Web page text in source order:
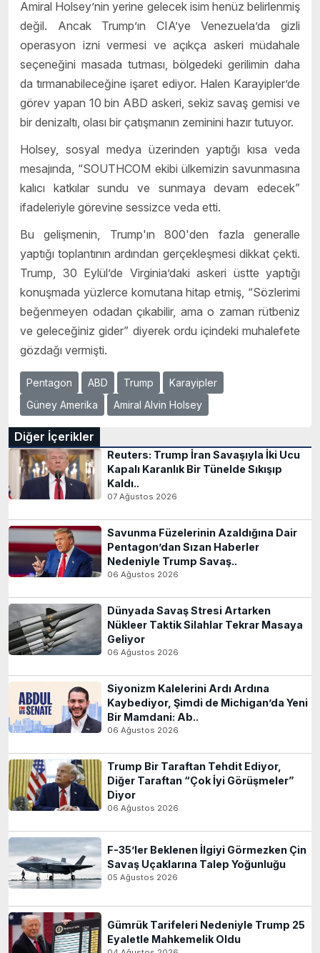
Amiral Holsey’nin yerine gelecek isim henüz belirlenmiş
değil. Ancak Trump’ın CIA’ye Venezuela’da gizli
operasyon izni vermesi ve açıkça askeri müdahale
seçeneğini masada tutması, bölgedeki gerilimin daha
da tırmanabileceğine işaret ediyor. Halen Karayipler’de
görev yapan 10 bin ABD askeri, sekiz savaş gemisi ve
bir denizaltı, olası bir çatışmanın zeminini hazır tutuyor.
Holsey, sosyal medya üzerinden yaptığı kısa veda
mesajında, “SOUTHCOM ekibi ülkemizin savunmasına
kalıcı katkılar sundu ve sunmaya devam edecek”
ifadeleriyle görevine sessizce veda etti.
Bu gelişmenin, Trump'ın 800'den fazla generalle
yaptığı toplantının ardından gerçekleşmesi dikkat çekti.
Trump, 30 Eylül’de Virginia’daki askeri üstte yaptığı
konuşmada yüzlerce komutana hitap etmiş, “Sözlerimi
beğenmeyen odadan çıkabilir, ama o zaman rütbeniz
ve geleceğiniz gider” diyerek ordu içindeki muhalefete
gözdağı vermişti.
Pentagon ABD Trump
Karayipler
Güney Amerika
Amiral Alvin Holsey
Diğer İçerikler
Reuters: Trump İran Savaşıyla İki Ucu
Kapalı Karanlık Bir Tünelde Sıkışıp
Kaldı..
07 Ağustos 2026
Savunma Füzelerinin Azaldığına Dair
Pentagon’dan Sızan Haberler
Nedeniyle Trump Savaş..
06 Ağustos 2026
Dünyada Savaş Stresi Artarken
Nükleer Taktik Silahlar Tekrar Masaya
Geliyor
06 Ağustos 2026
Siyonizm Kalelerini Ardı Ardına
Kaybediyor, Şimdi de Michigan’da Yeni
Bir Mamdani: Ab..
06 Ağustos 2026
Trump Bir Taraftan Tehdit Ediyor,
Diğer Taraftan “Çok İyi Görüşmeler”
Diyor
06 Ağustos 2026
F-35’ler Beklenen İlgiyi Görmezken Çin
Savaş Uçaklarına Talep Yoğunluğu
05 Ağustos 2026
Gümrük Tarifeleri Nedeniyle Trump 25
Eyaletle Mahkemelik Oldu